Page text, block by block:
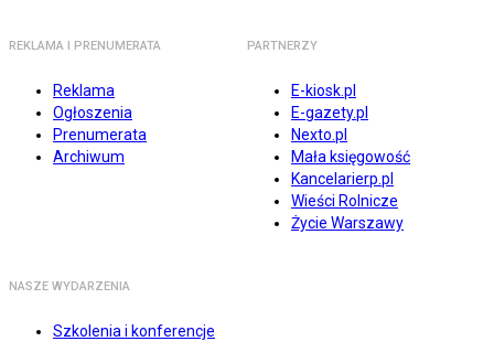
REKLAMA I PRENUMERATA
Reklama
Ogłoszenia
Prenumerata
Archiwum
PARTNERZY
E-kiosk.pl
E-gazety.pl
Nexto.pl
Mała księgowość
Kancelarierp.pl
Wieści Rolnicze
Życie Warszawy
NASZE WYDARZENIA
Szkolenia i konferencje